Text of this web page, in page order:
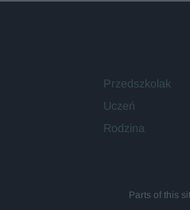
Przedszkolak
Uczeń
Rodzina
Parts of this